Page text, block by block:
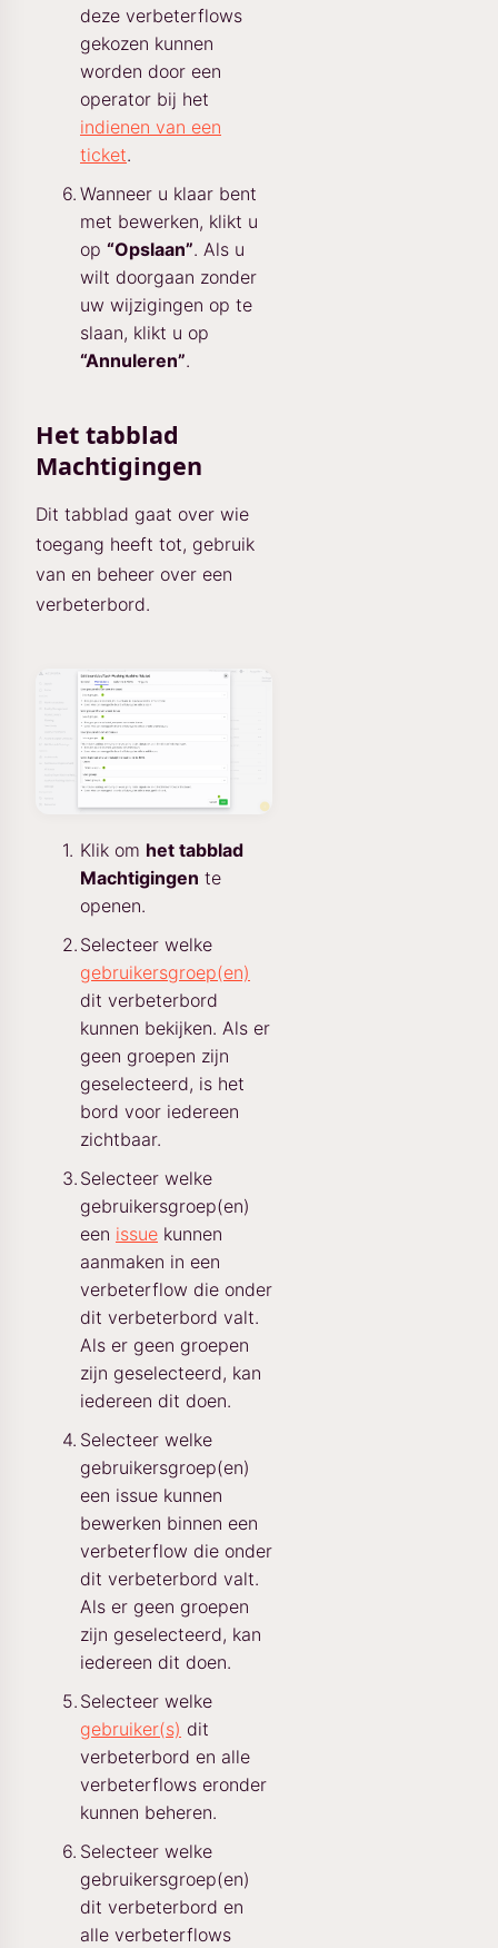
deze verbeterflows
gekozen kunnen
worden door een
operator bij het
indienen van een
ticket.
Wanneer u klaar bent
met bewerken, klikt u
op “Opslaan”. Als u
wilt doorgaan zonder
uw wijzigingen op te
slaan, klikt u op
“Annuleren”.
Het tabblad
Machtigingen
Dit tabblad gaat over wie
toegang heeft tot, gebruik
van en beheer over een
verbeterbord.
Klik om het tabblad
Machtigingen te
openen.
Selecteer welke
gebruikersgroep(en)
dit verbeterbord
kunnen bekijken. Als er
geen groepen zijn
geselecteerd, is het
bord voor iedereen
zichtbaar.
Selecteer welke
gebruikersgroep(en)
een issue kunnen
aanmaken in een
verbeterflow die onder
dit verbeterbord valt.
Als er geen groepen
zijn geselecteerd, kan
iedereen dit doen.
Selecteer welke
gebruikersgroep(en)
een issue kunnen
bewerken binnen een
verbeterflow die onder
dit verbeterbord valt.
Als er geen groepen
zijn geselecteerd, kan
iedereen dit doen.
Selecteer welke
gebruiker(s) dit
verbeterbord en alle
verbeterflows eronder
kunnen beheren.
Selecteer welke
gebruikersgroep(en)
dit verbeterbord en
alle verbeterflows